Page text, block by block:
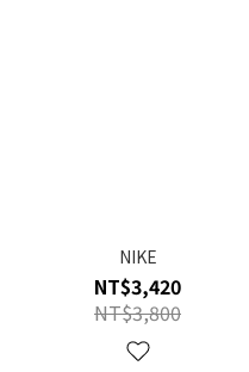
NIKE
NT$3,420
NT$3,800